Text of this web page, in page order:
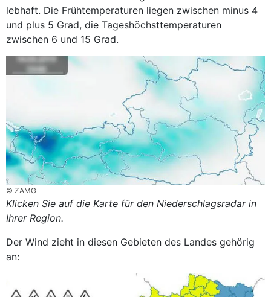
lebhaft. Die Frühtemperaturen liegen zwischen minus 4
und plus 5 Grad, die Tageshöchsttemperaturen
zwischen 6 und 15 Grad.
© ZAMG
Klicken Sie auf die Karte für den Niederschlagsradar in
Ihrer Region.
Der Wind zieht in diesen Gebieten des Landes gehörig
an: